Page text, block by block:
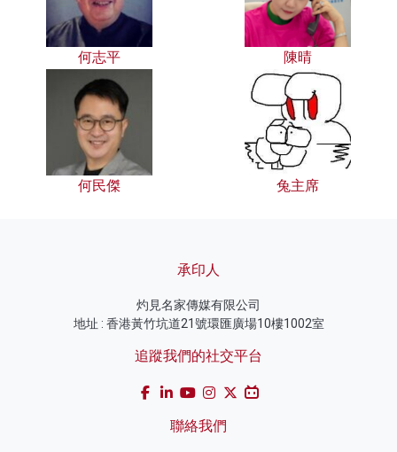
何志平 陳晴
何民傑 兔主席
承印人
灼見名家傳媒有限公司
地址 : 香港黃竹坑道21號環匯廣場10樓1002室
追蹤我們的社交平台
聯絡我們